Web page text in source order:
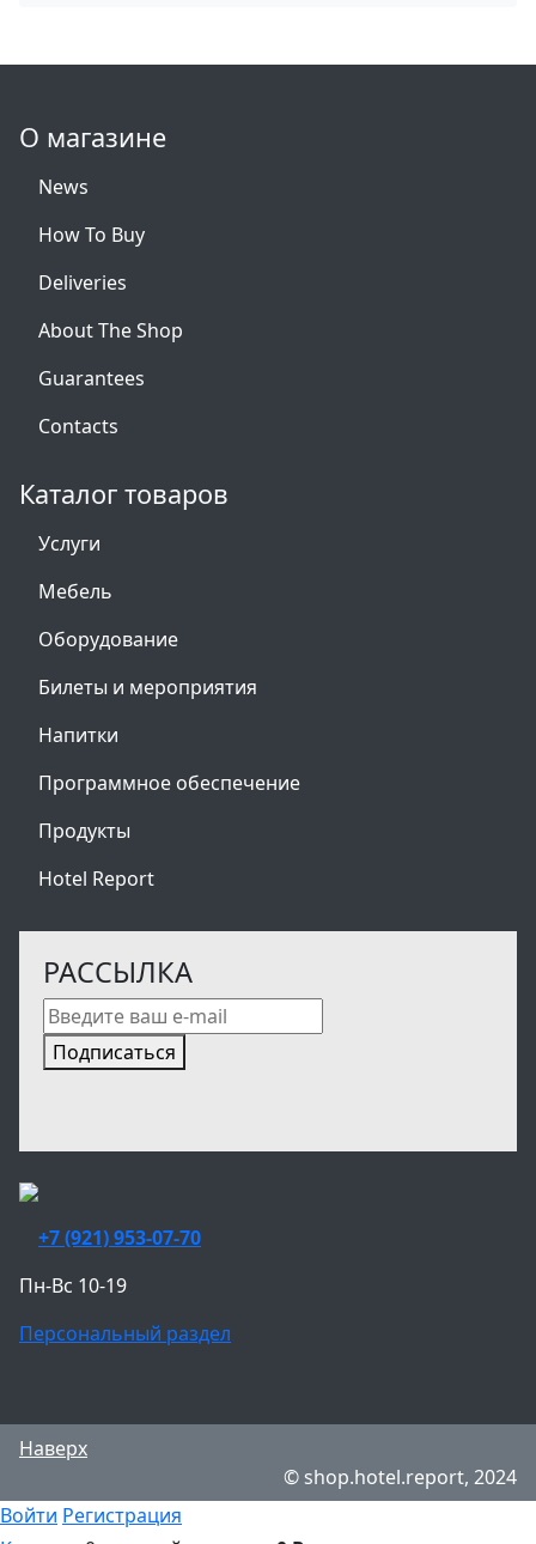
О магазине
News
How To Buy
Deliveries
About The Shop
Guarantees
Contacts
Каталог товаров
Услуги
Мебель
Оборудование
Билеты и мероприятия
Напитки
Программное обеспечение
Продукты
Hotel Report
РАССЫЛКА
Подписаться
+7 (921) 953-07-70
Пн-Вс 10-19
Персональный раздел
Наверх
© shop.hotel.report, 2024
Войти Регистрация